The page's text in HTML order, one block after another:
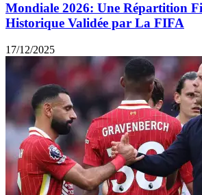
Mondiale 2026: Une Répartition
Historique Validée par La FIFA
17/12/2025